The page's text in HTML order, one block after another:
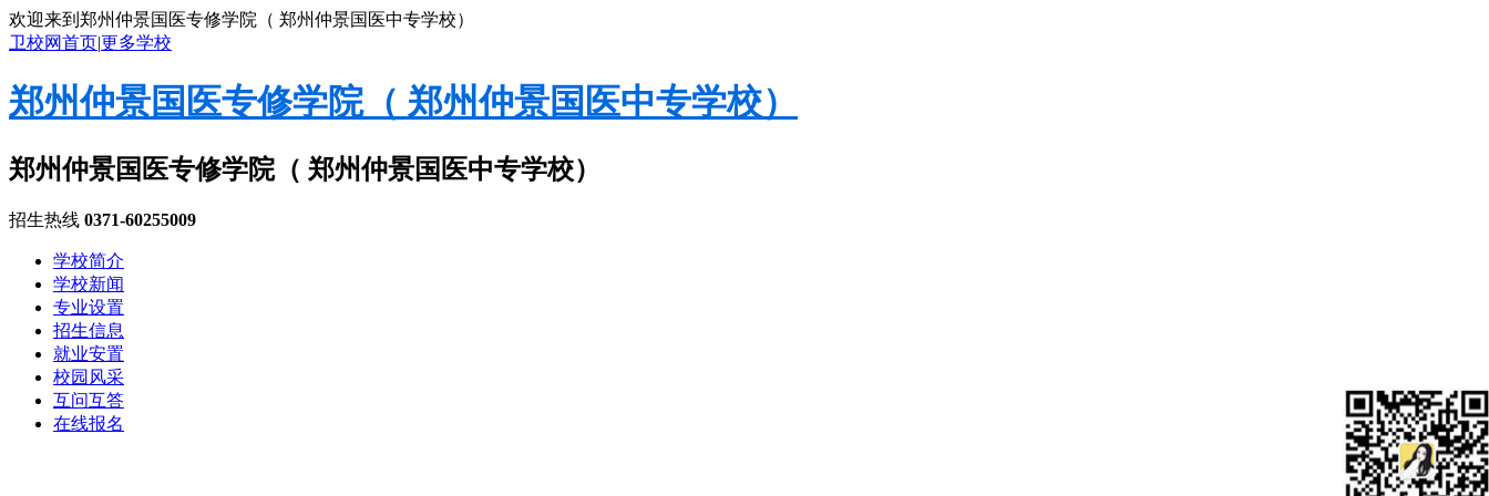
欢迎来到郑州仲景国医专修学院（ 郑州仲景国医中专学校）
卫校网首页|更多学校
郑州仲景国医专修学院（ 郑州仲景国医中专学校）
郑州仲景国医专修学院（ 郑州仲景国医中专学校）
招生热线 0371-60255009
学校简介
学校新闻
专业设置
招生信息
就业安置
校园风采
互问互答
在线报名